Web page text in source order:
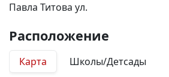
Павла Титова ул.
Расположение
Карта Школы/Детсады